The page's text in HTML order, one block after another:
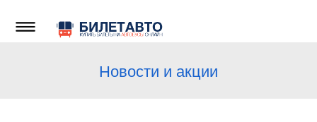
Новости и акции